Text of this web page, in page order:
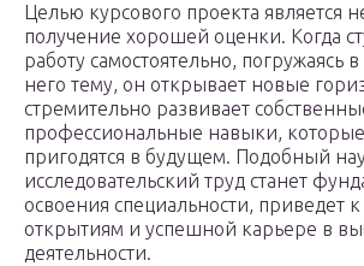
Целью курсового проекта является
получение хорошей оценки. Когда
работу самостоятельно, погружаясь
него тему, он открывает новые
стремительно развивает
профессиональные навыки, которые
пригодятся в будущем. Подобный
исследовательский труд станет
освоения специальности, приведет
открытиям и успешной карьере в
деятельности.